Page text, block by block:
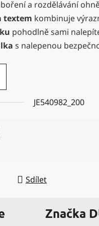
a rozdělávání
textem kombinuje
pohodlně sami
s nalepenou
JE540982_200
Sdílet
Značka